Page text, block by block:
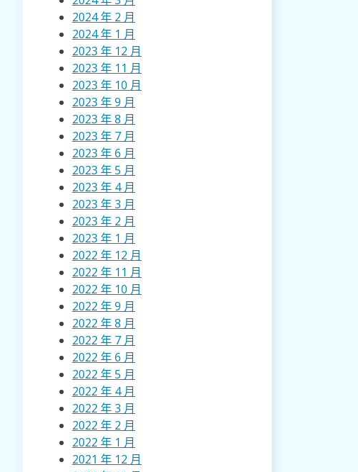
2024 年 2 月
2024 年 1 月
2023 年 12 月
2023 年 11 月
2023 年 10 月
2023 年 9 月
2023 年 8 月
2023 年 7 月
2023 年 6 月
2023 年 5 月
2023 年 4 月
2023 年 3 月
2023 年 2 月
2023 年 1 月
2022 年 12 月
2022 年 11 月
2022 年 10 月
2022 年 9 月
2022 年 8 月
2022 年 7 月
2022 年 6 月
2022 年 5 月
2022 年 4 月
2022 年 3 月
2022 年 2 月
2022 年 1 月
2021 年 12 月